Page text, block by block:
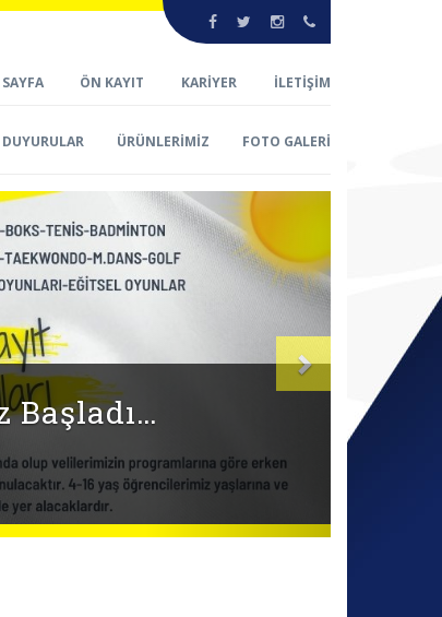
ÖN KAYIT KARİYER İLETİŞİM
DUYURULAR ÜRÜNLERİMİZ FOTO GALERİ
Sonraki